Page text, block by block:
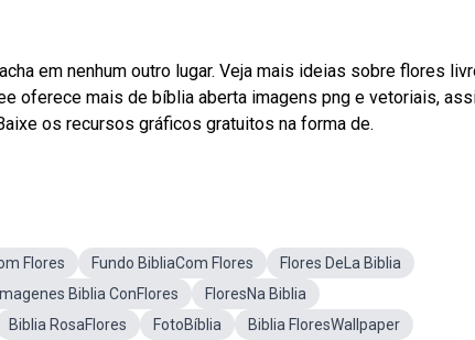
em nenhum outro lugar. Veja mais ideias sobre flores
oferece mais de bíblia aberta imagens png e vetoriais,
os recursos gráficos gratuitos na forma de.
Flores Fundo BibliaCom Flores
Flores DeLa Biblia
Imagenes Biblia ConFlores
FloresNa Biblia
Biblia RosaFlores FotoBíblia
Biblia FloresWallpaper